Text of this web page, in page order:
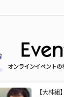
オンラインイベントの
【大林組